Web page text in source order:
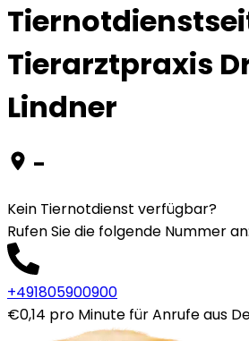
Tierarztpraxis
Lindner
-
Kein Tiernotdienst verfügbar?
Rufen Sie die folgende Nummer an:
+491805900900
€0,14 pro Minute für Anrufe aus